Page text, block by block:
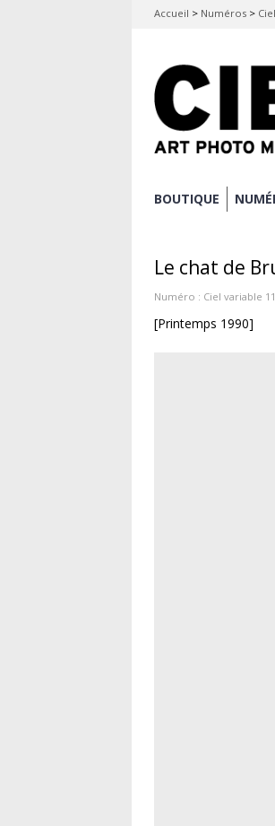
Accueil > Numéros >
Aller
principal
BOUTIQUE
Le chat de
Numéro : Ciel variable
[Printemps 1990]